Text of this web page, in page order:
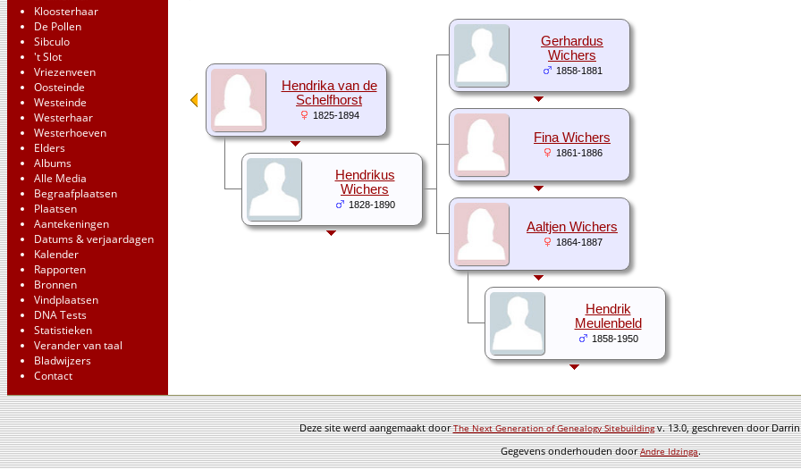
Kloosterhaar
De Pollen
Sibculo
't Slot
Vriezenveen
Oosteinde
Westeinde
Westerhaar
Westerhoeven
Elders
Albums
Alle Media
Begraafplaatsen
Plaatsen
Aantekeningen
Datums & verjaardagen
Kalender
Rapporten
Bronnen
Vindplaatsen
DNA Tests
Statistieken
Verander van taal
Bladwijzers
Contact
Gerhardus
Wichers
1858-1881
Fina Wichers
1861-1886
Aaltjen Wichers
1864-1887
Hendrik
Meulenbeld
1858-1950
Hendrika van de
Schelfhorst
1825-1894
Hendrikus
Wichers
1828-1890
Deze site werd aangemaakt doorThe Next Generation of Genealogy Sitebuildingv. 13.0, geschreven door
Gegevens onderhouden doorAndre Idzinga.